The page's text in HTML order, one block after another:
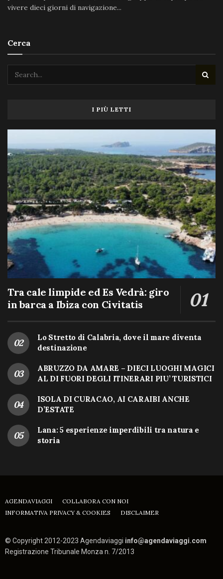
vivere dieci giorni di navigazione...
Cerca
I PIÙ LETTI
Tra cale limpide ed Es Vedrà: giro
in barca a Ibiza con Civitatis
Lo Stretto di Calabria, dove il mare diventa
destinazione
ABRUZZO DA AMARE – DIECI LUOGHI MAGICI
AL DI FUORI DEGLI ITINERARI PIU’ TURISTICI
ISOLA DI CURACAO, AI CARAIBI ANCHE
D’ESTATE
Lana: 5 esperienze imperdibili tra natura e
storia
AGENDAVIAGGI
COLLABORA CON NOI
INFORMATIVA PRIVACY & COOKIES
DISCLAIMER
© Copyright 2012-2023 Agendaviaggi info@agendaviaggi.com
Registrazione Tribunale Monza n. 7/2013